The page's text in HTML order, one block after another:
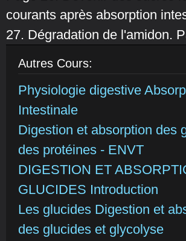
courants après absorption
27. Dégradation de l'amidon.
Autres Cours:
Physiologie digestive
Intestinale
Digestion et absorption des
des protéines - ENVT
DIGESTION ET
GLUCIDES Introduction
Les glucides Digestion et
des glucides et glycolyse